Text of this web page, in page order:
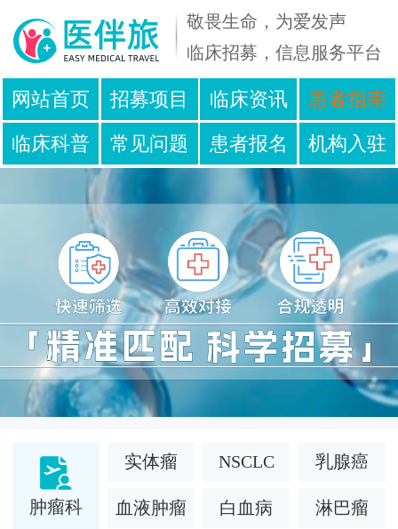
敬畏生命，为爱发声
临床招募，信息服务平台
免
费
咨
询
电
400
-
001
-
2811
在
线
人
工
客
09:00
~
23:00
网站首页 招募项目 临床资讯
患者指南
临床科普
常见问题 患者报名
机构入驻
服务声明
联系我们
肿瘤科
实体瘤 NSCLC 乳腺癌
血液肿瘤 白血病 淋巴瘤